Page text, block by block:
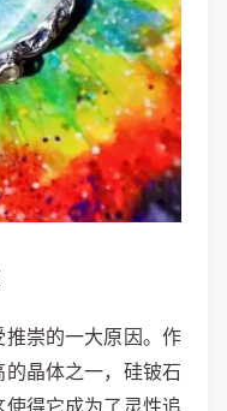
崇的一大原因。作
晶体之一，硅铍石